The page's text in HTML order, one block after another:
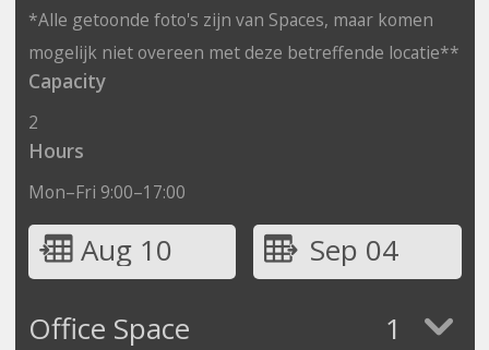
*Alle getoonde foto's zijn van Spaces, maar komen
mogelijk niet overeen met deze betreffende locatie**
Capacity
2
Hours
Mon–Fri 9:00–17:00
Aug 10
Sep 04
Office Space
1